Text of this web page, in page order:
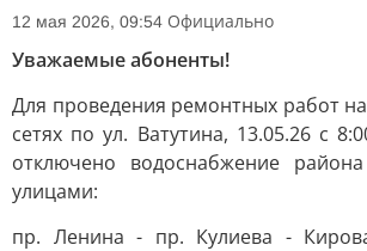
12 мая 2026, 09:54 Официально
Уважаемые абоненты!
Для проведения ремонтных работ
сетях по ул. Ватутина, 13.05.26 с
отключено водоснабжение
улицами:
пр. Ленина - пр. Кулиева -